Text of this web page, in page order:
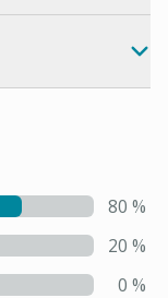
80 %
20 %
0 %